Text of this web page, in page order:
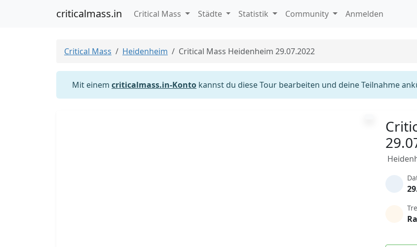
criticalmass.in Critical Mass Städte Statistik Community Anmelden
Critical Mass Heidenheim Critical Mass Heidenheim 29.07.2022
Mit einem criticalmass.in-Konto kannst du diese Tour bearbeiten und deine Teilnahme